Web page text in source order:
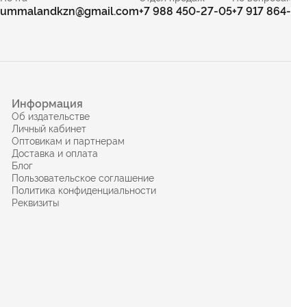
ummalandkzn@gmail.com+7 988 450-27-05+7 917
Информация
Об издательстве
Личный кабинет
Оптовикам и партнерам
Доставка и оплата
Блог
Пользовательское соглашение
Политика конфиденциальности
Реквизиты